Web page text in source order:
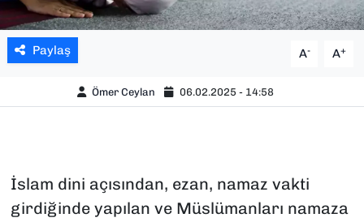
Paylaş A- A+
Ömer Ceylan 06.02.2025 - 14:58
İslam dini açısından, ezan, namaz vakti
girdiğinde yapılan ve Müslümanları namaza